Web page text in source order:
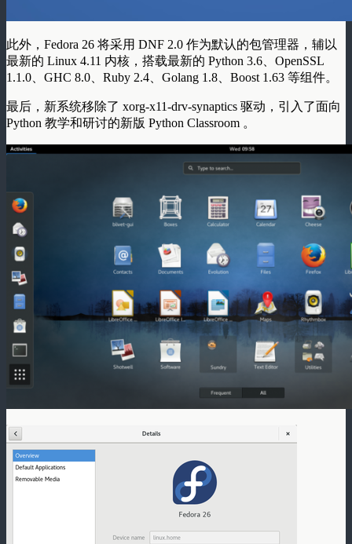
此外，Fedora 26 将采用 DNF 2.0 作为默认的包管理器，辅以
最新的 Linux 4.11 内核，搭载最新的 Python 3.6、OpenSSL
1.1.0、GHC 8.0、Ruby 2.4、Golang 1.8、Boost 1.63 等组件。
最后，新系统移除了 xorg-x11-drv-synaptics 驱动，引入了面向
Python 教学和研讨的新版 Python Classroom 。